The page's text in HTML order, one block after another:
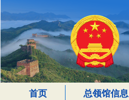
首页 总领馆信息